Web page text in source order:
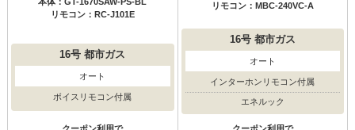
本体：GT-1670SAW-PS-BL
リモコン：RC-J101E
16号 都市ガス
オート
ボイスリモコン付属
リモコン：MBC-240VC-A
16号都市ガス
オート
インターホンリモコン付属
エネルック